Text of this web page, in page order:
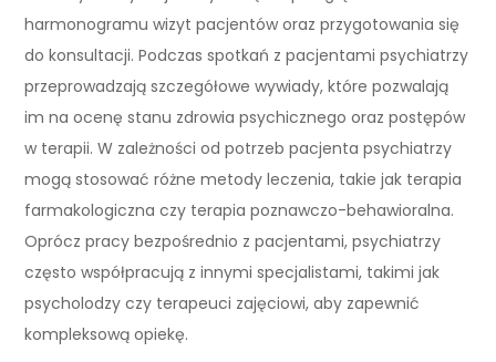
harmonogramu wizyt pacjentów oraz przygotowania się
do konsultacji. Podczas spotkań z pacjentami psychiatrzy
przeprowadzają szczegółowe wywiady, które pozwalają
im na ocenę stanu zdrowia psychicznego oraz postępów
w terapii. W zależności od potrzeb pacjenta psychiatrzy
mogą stosować różne metody leczenia, takie jak terapia
farmakologiczna czy terapia poznawczo-behawioralna.
Oprócz pracy bezpośrednio z pacjentami, psychiatrzy
często współpracują z innymi specjalistami, takimi jak
psycholodzy czy terapeuci zajęciowi, aby zapewnić
kompleksową opiekę.